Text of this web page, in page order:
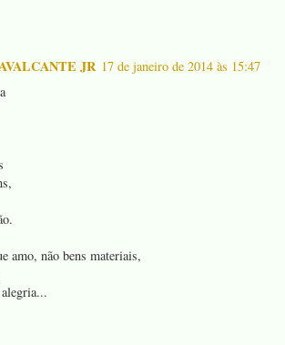
JR 17 de janeiro de 2014 às 15:47
amo, não bens materiais,